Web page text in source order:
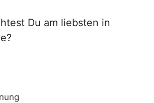
Du am liebsten in